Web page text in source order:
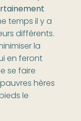
temps il y a
différents.
la
en feront
se faire
hères
le